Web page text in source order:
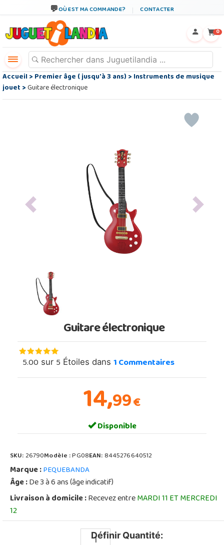
OÙ EST MA COMMANDE? CONTACTER
0
Accueil>Premier âge ( jusqu'à 3 ans)>Instruments de musique
jouet>Guitare électronique
Previous Next
Guitare électronique
5.00 sur 5 Étoiles dans 1Commentaires
14,99€
Disponible
SKU:26790Modèle :PG08EAN:8445276640512
Marque :PEQUEBANDA
Âge :De 3 à 6 ans (âge indicatif)
Livraison à domicile :Recevez entreMARDI 11 ET MERCREDI
12
Définir Quantité: